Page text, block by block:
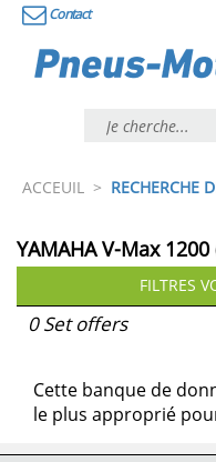
Contact
ACCEUIL > RECHERCHE
YAMAHA V-Max
FILTRES
0 Set offers
Cette banque de
le plus approprié